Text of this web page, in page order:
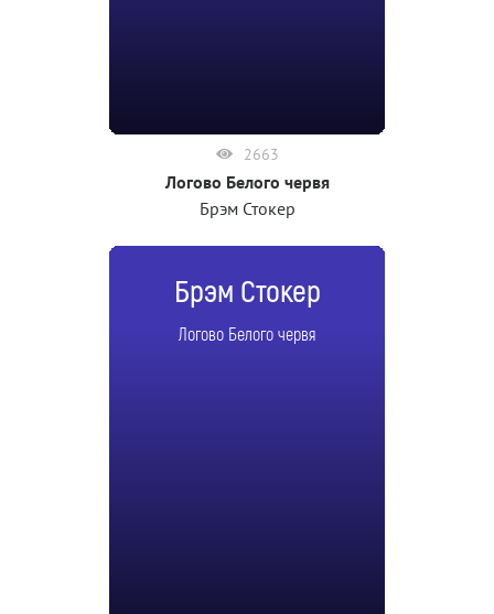
2663
Логово Белого червя
Брэм Стокер
Брэм Стокер
Логово Белого червя